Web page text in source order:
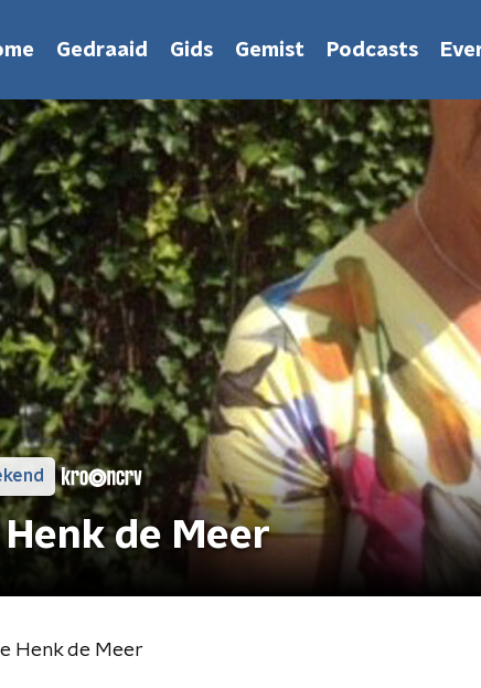
Gedraaid Gids Gemist Podcasts
de Meer
Henk de Meer